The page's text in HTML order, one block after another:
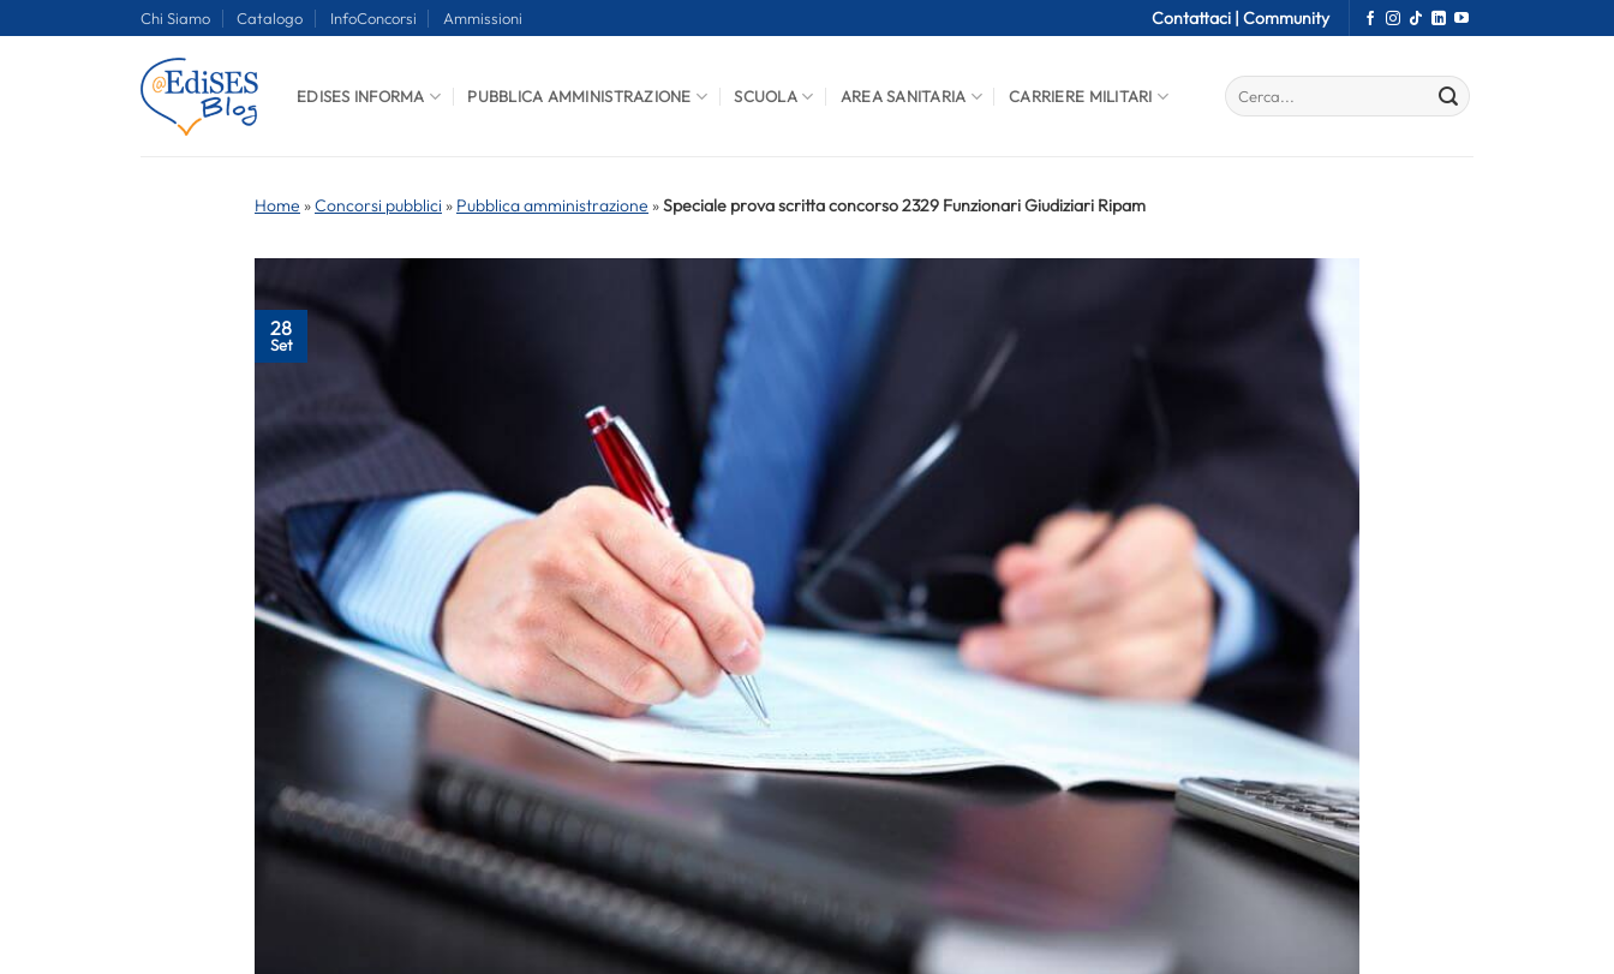
Chi Siamo Catalogo InfoConcorsi Ammissioni Contattaci | Community
EDISES INFORMA PUBBLICA AMMINISTRAZIONE SCUOLA AREA SANITARIA CARRIERE MILITARI
Home »Concorsi pubblici » Pubblica amministrazione »Speciale prova scritta concorso 2329 Funzionari Giudiziari Ripam
28
Set